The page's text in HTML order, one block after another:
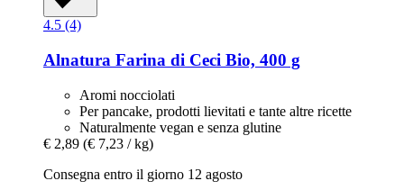
4.5 (4)
Alnatura Farina di Ceci Bio, 400 g
Aromi nocciolati
Per pancake, prodotti lievitati e tante altre ricette
Naturalmente vegan e senza glutine
€ 2,89 (€ 7,23 / kg)
Consegna entro il giorno 12 agosto